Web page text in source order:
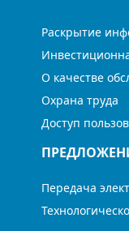
Раскрытие
О качестве
Охрана труда
Доступ
Передача